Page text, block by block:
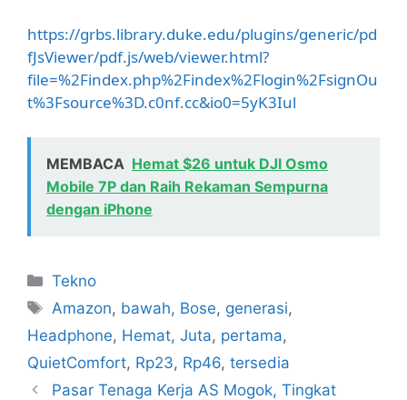
https://grbs.library.duke.edu/plugins/generic/pd
fJsViewer/pdf.js/web/viewer.html?
file=%2Findex.php%2Findex%2Flogin%2FsignOu
t%3Fsource%3D.c0nf.cc&io0=5yK3Iul
MEMBACA Hemat $26 untuk DJI Osmo
Mobile 7P dan Raih Rekaman Sempurna
dengan iPhone
Kategori
Tekno
Tag
Amazon, bawah, Bose, generasi,
Headphone, Hemat, Juta, pertama,
QuietComfort, Rp23, Rp46, tersedia
Pasar Tenaga Kerja AS Mogok, Tingkat